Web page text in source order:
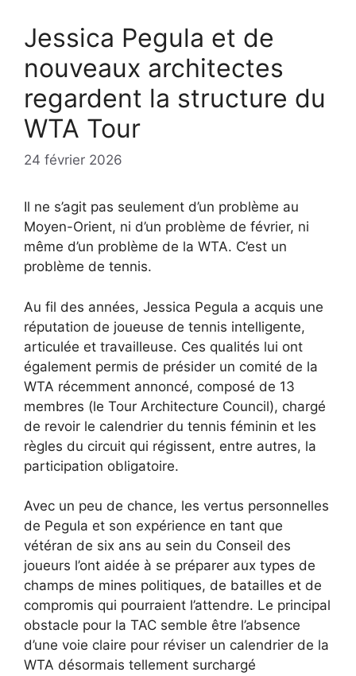
Jessica Pegula et de
nouveaux architectes
regardent la structure du
WTA Tour
24 février 2026
Il ne s’agit pas seulement d’un problème au
Moyen-Orient, ni d’un problème de février, ni
même d’un problème de la WTA. C’est un
problème de tennis.
Au fil des années, Jessica Pegula a acquis une
réputation de joueuse de tennis intelligente,
articulée et travailleuse. Ces qualités lui ont
également permis de présider un comité de la
WTA récemment annoncé, composé de 13
membres (le Tour Architecture Council), chargé
de revoir le calendrier du tennis féminin et les
règles du circuit qui régissent, entre autres, la
participation obligatoire.
Avec un peu de chance, les vertus personnelles
de Pegula et son expérience en tant que
vétéran de six ans au sein du Conseil des
joueurs l’ont aidée à se préparer aux types de
champs de mines politiques, de batailles et de
compromis qui pourraient l’attendre. Le principal
obstacle pour la TAC semble être l’absence
d’une voie claire pour réviser un calendrier de la
WTA désormais tellement surchargé